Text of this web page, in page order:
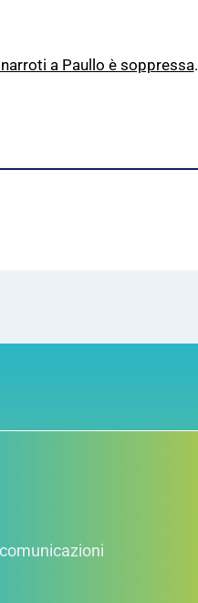
a Paullo è soppressa.